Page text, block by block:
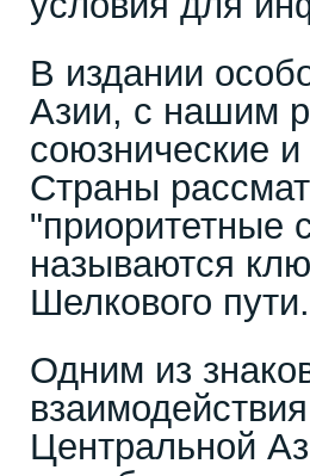
В издании
Азии, с нашим
союзнические
Страны
"приоритетные
называются
Шелкового пути.
Одним из
Центральной